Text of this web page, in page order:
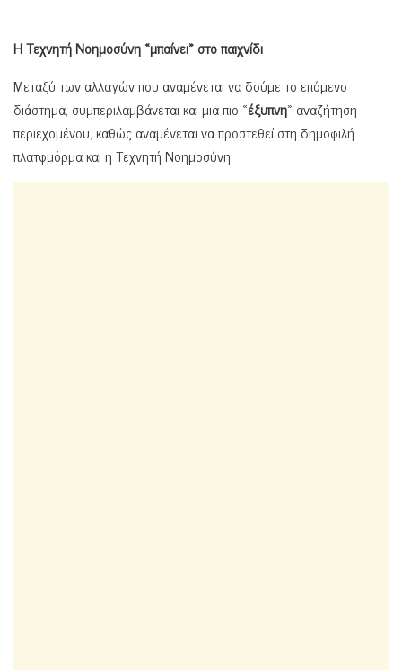
Η Τεχνητή Νοημοσύνη «μπαίνει» στο παιχνίδι
Μεταξύ των αλλαγών που αναμένεται να δούμε το επόμενο
διάστημα, συμπεριλαμβάνεται και μια πιο «έξυπνη» αναζήτηση
περιεχομένου, καθώς αναμένεται να προστεθεί στη δημοφιλή
πλατφμόρμα και η Τεχνητή Νοημοσύνη.